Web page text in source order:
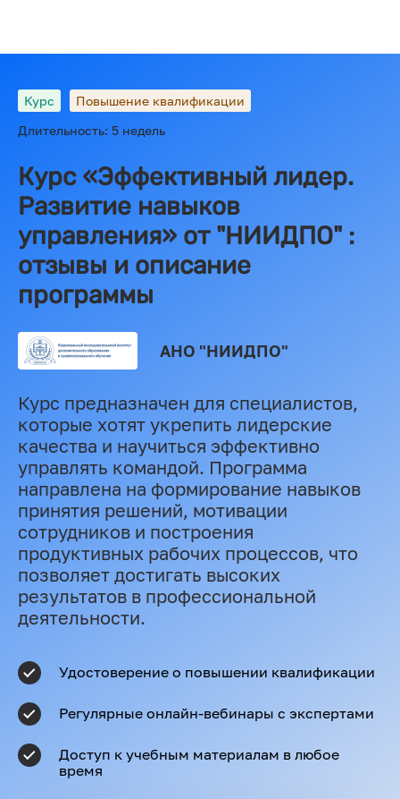
Курс
Повышение квалификации
Длительность: 5 недель
Курс «Эффективный лидер.
Развитие навыков
управления» от "НИИДПО" :
отзывы и описание
программы
АНО "НИИДПО"
Курс предназначен для специалистов,
которые хотят укрепить лидерские
качества и научиться эффективно
управлять командой. Программа
направлена на формирование навыков
принятия решений, мотивации
сотрудников и построения
продуктивных рабочих процессов, что
позволяет достигать высоких
результатов в профессиональной
деятельности.
Удостоверение о повышении квалификации
Регулярные онлайн-вебинары с экспертами
Доступ к учебным материалам в любое
время